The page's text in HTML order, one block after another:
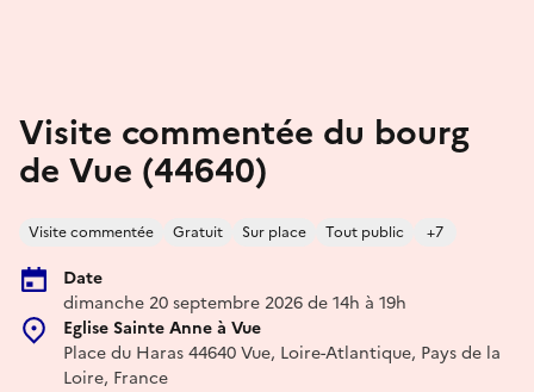
Visite commentée du bourg
de Vue (44640)
Visite commentée Gratuit Sur place Tout public +7
Date
dimanche 20 septembre 2026 de 14h à 19h
Eglise Sainte Anne à Vue
Place du Haras 44640 Vue, Loire-Atlantique, Pays de la
Loire, France